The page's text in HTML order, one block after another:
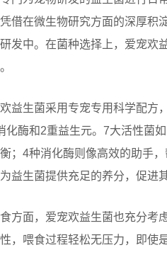
借在微生物研究方面的深厚积
发中。在菌种选择上，爱宠欢
益生菌采用专宠专用科学配方
化酶和2重益生元。7大活性菌
；4种消化酶则像高效的助手
益生菌提供充足的养分，促进
方面，爱宠欢益生菌也充分考
，喂食过程轻松无压力，即使